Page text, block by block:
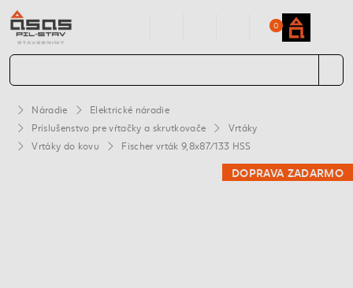
0
Náradie
Elektrické náradie
Príslušenstvo pre vŕtačky a skrutkovače
Vrtáky
Vrtáky do kovu
Fischer vrták 9,8x87/133 HSS
DOPRAVA ZADARMO